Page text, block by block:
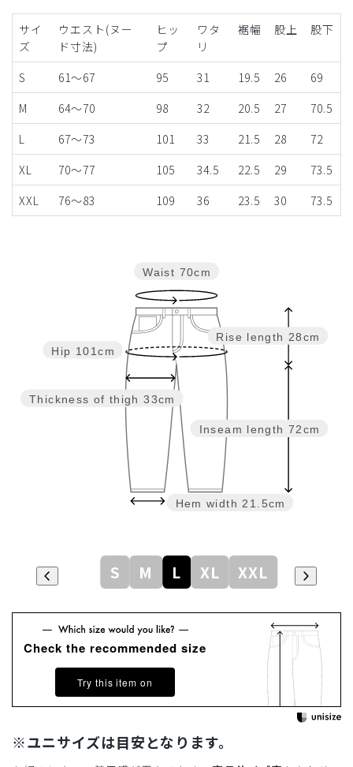
サイ
ズ
ウエスト(ヌー
ド寸法)
ヒッ
プ
ワタ
リ
裾幅 股上 股下
S 61～67 95 31 19.5 26
69
M
64～70 98 32 20.5 27
70.5
L
67～73 101 33 21.5 28
72
XL
70～77 105 34.5 22.5 29
73.5
XXL
76～83 109 36 23.5 30 73.5
Inseam length 72cm
Rise length 28cm
Hem width 21.5cm
Thickness of thigh 33cm
Hip 101cm
Waist 70cm
S M L XL XXL
Check the recommended size
Try this item on
※ユニサイズは目安となります。